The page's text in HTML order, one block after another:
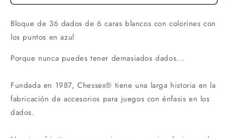
Bloque de 36 dados de 6 caras blancos con colorines con
los puntos en azul
Porque nunca puedes tener demasiados dados...
Fundada en 1987, Chessex® tiene una larga historia en la
fabricación de accesorios para juegos con énfasis en los
dados.